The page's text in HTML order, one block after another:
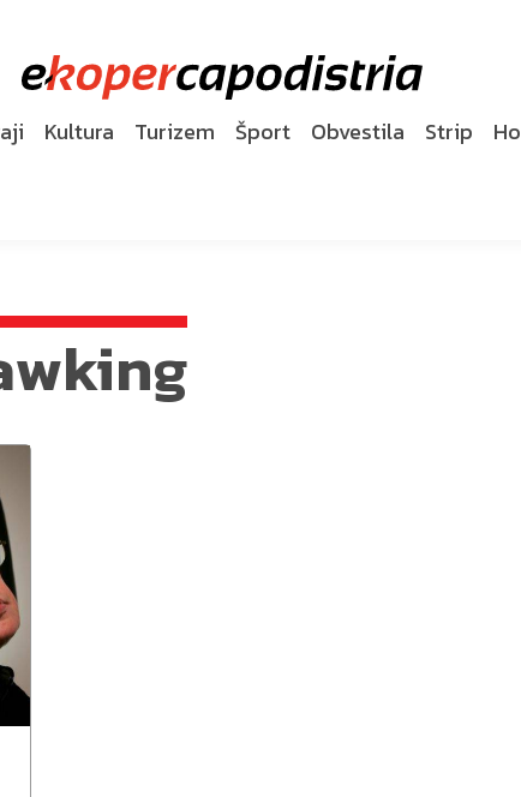
Kultura Turizem Šport Obvestila Strip